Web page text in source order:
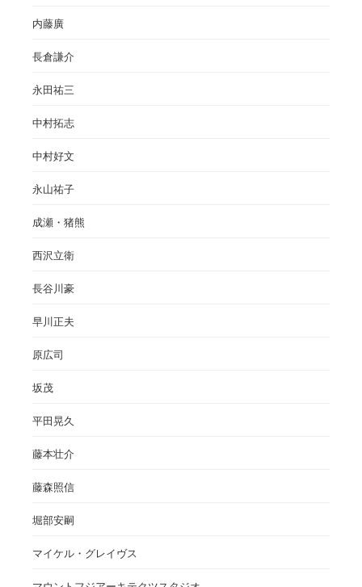
内藤廣
長倉謙介
永田祐三
中村拓志
中村好文
永山祐子
成瀬・猪熊
西沢立衛
長谷川豪
早川正夫
原広司
坂茂
平田晃久
藤本壮介
藤森照信
堀部安嗣
マイケル・グレイヴス